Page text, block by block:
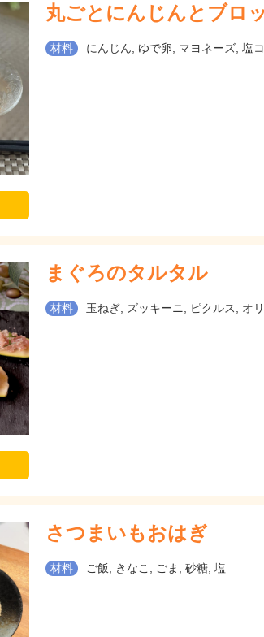
丸ごとにんじんとブロ
材料 にんじん, ゆで卵, マヨネーズ, 塩
まぐろのタルタル
材料 玉ねぎ, ズッキーニ, ピクルス, オ
さつまいもおはぎ
材料 ご飯, きなこ, ごま, 砂糖, 塩